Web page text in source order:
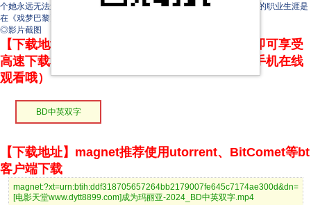
个她永远无法逃脱的形象中。这部电影也与贝托鲁奇相呼应，导演帕吕的职业生涯是
在《戏梦巴黎》的片场开始的。
◎影片截图
【下载地址】本站专属下载器：点击下方链接 即可享受
高速下载和在线播放 专治迅雷无法下载（支持手机在线
观看哦）
BD中英双字
【下载地址】magnet推荐使用utorrent、BitComet等bt
客户端下载
magnet:?xt=urn:btih:ddf318705657264bb2179007fe645c7174ae300d&dn=
[电影天堂www.dytt8899.com]成为玛丽亚-2024_BD中英双字.mp4